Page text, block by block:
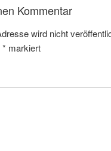
Kommentar
wird nicht
* markiert